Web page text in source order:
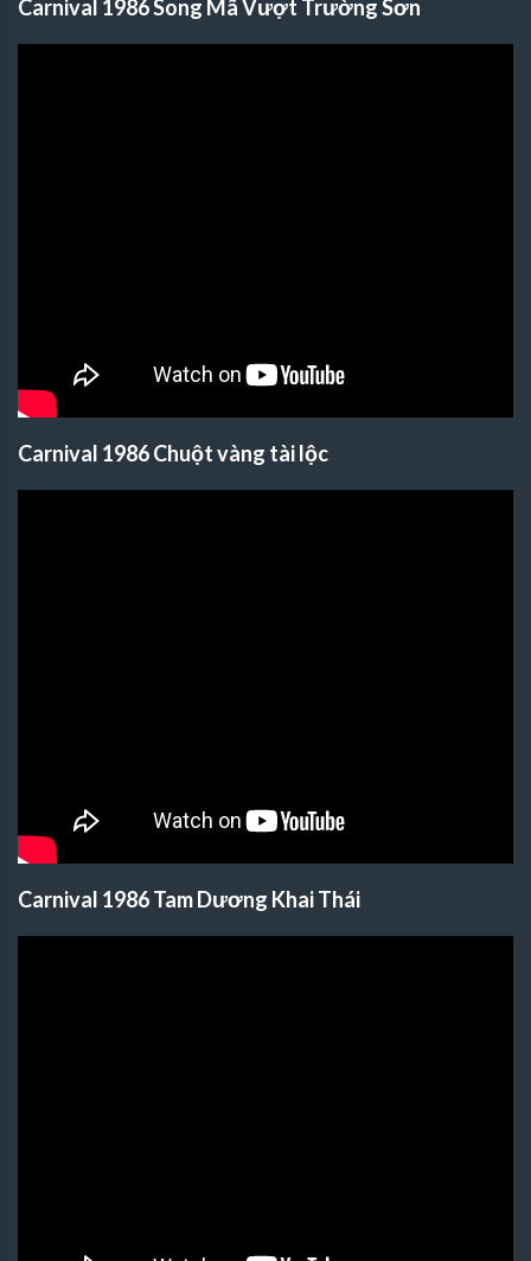
Carnival 1986 Song Mã Vượt Trường Sơn
Carnival 1986 Chuột vàng tài lộc
Carnival 1986 Tam Dương Khai Thái